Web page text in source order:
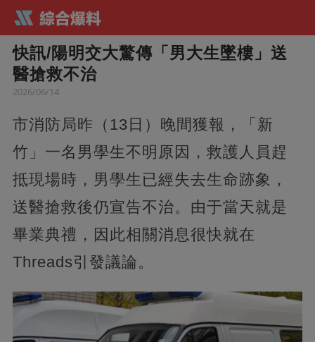
快訊/陽明交大驚傳「男大生墜樓」送
醫搶救不治
2026/06/14
市消防局昨（13日）晚間獲報，「新
竹」一名男學生不明原因，救護人員趕
抵現場時，男學生已經失去生命跡象，
送醫搶救後仍宣告不治。由于當天就是
畢業典禮，因此相關消息很快就在
Threads引發議論。